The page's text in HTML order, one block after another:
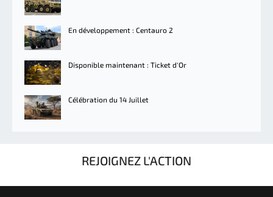
En développement : Centauro 2
Disponible maintenant : Ticket d'Or
Célébration du 14 Juillet
REJOIGNEZ L'ACTION